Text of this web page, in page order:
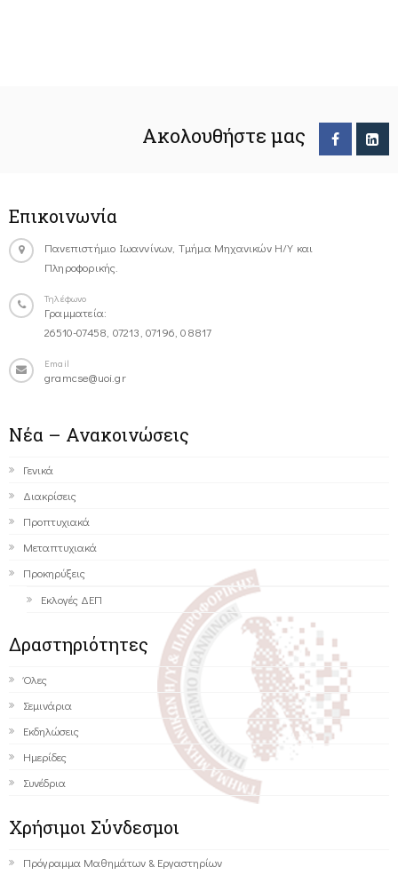
Ακολουθήστε μας
Επικοινωνία
Πανεπιστήμιο Ιωαννίνων, Τμήμα Μηχανικών Η/Υ και
Πληροφορικής.
Τηλέφωνο
Γραμματεία:
26510-07458, 07213, 07196, 08817
Email
gramcse@uoi.gr
Νέα – Ανακοινώσεις
Γενικά
Διακρίσεις
Προπτυχιακά
Μεταπτυχιακά
Προκηρύξεις
Εκλογές ΔΕΠ
Δραστηριότητες
Όλες
Σεμινάρια
Εκδηλώσεις
Ημερίδες
Συνέδρια
Χρήσιμοι Σύνδεσμοι
Πρόγραμμα Μαθημάτων & Εργαστηρίων